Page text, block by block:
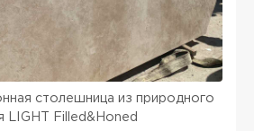
столешница из природного
LIGHT Filled&Honed